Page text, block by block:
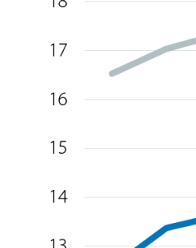
(opens in a new
Linkedin (opens in a
Whatsapp (opens in